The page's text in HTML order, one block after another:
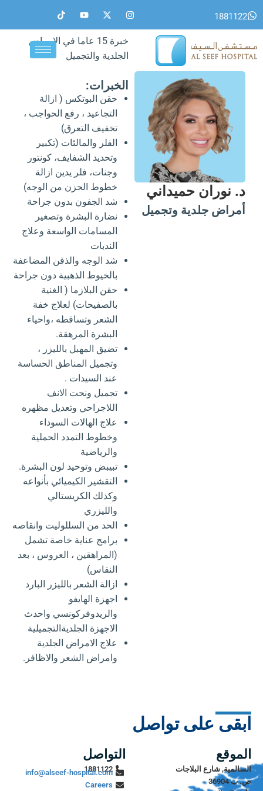
إلى 1881122
I
n
s
a
g
r
m
X
-
t
w
i
t
t
Y
o
u
u
b
e
T
i
k
t
o
د. نوران حميداني
أمراض جلدية وتجميل
خبرة 15 عاما في الامراض
الجلدية والتجميل
الخبرات:
حقن البوتكس ( ازالة
التجاعيد ، رفع الحواجب ،
تخفيف التعرق)
الفلر والمالئات (تكبير
وتحديد الشفايف، كونتور
وجنات، فلر يدين ازالة
خطوط الحزن من الوجه)
شد الجفون بدون جراحة
نضارة البشرة وتصغير
المسامات الواسعة وعلاج
الندبات
شد الوجه والذقن المضاعفة
بالخيوط الذهبية دون جراحة
حقن البلازما ( الغنية
بالصفيحات) لعلاج خفة
الشعر وتساقطه ،واحياء
البشرة المرهقة.
تضيق المهبل بالليزر ،
وتجميل المناطق الحساسة
عند السيدات .
تجميل ونحت الانف
اللاجراحي وتعديل مظهره
علاج الهالات السوداء
وخطوط التمدد الحملية
والرياضية
تبيبض وتوحيد لون البشرة.
التقشير الكيميائي بأنواعه
وكذلك الكريستالي
والليزري
الحد من السللوليت وانقاصه
برامج عناية خاصة تشمل
(المراهقين ، العروس ، بعد
النفاس)
ازالة الشعر بالليزر البارد
اجهزة الهايفو
والريدوفركونسي واحدث
الاجهزة الجلديةالتجميلية
علاج الامراض الجلدية
وامراض الشعر والاظافر.
ابقى على تواصل
الموقع
السالمية, شارع البلاجات
ص. ب 36904
التواصل
1881122
info@alseef-hospital.com
Careers